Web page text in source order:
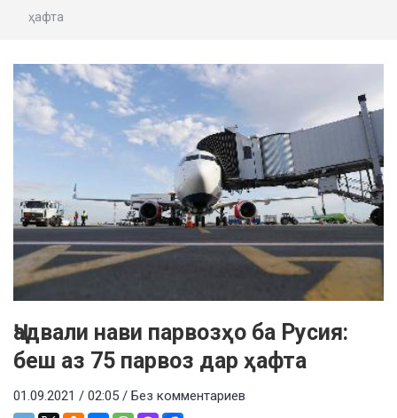
ҳафта
Ҷадвали нави парвозҳо ба Русия:
беш аз 75 парвоз дар ҳафта
01.09.2021 / 02:05 / Без комментариев